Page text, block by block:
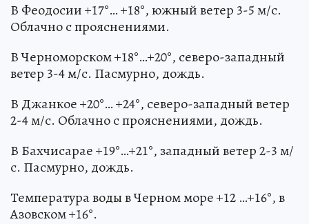
В Феодосии +17°… +18°, южный ветер 3-5 м/с.
Облачно с прояснениями.
В Черноморском +18°…+20°, северо-западный
ветер 3-4 м/с. Пасмурно, дождь.
В Джанкое +20°… +24°, северо-западный ветер
2-4 м/с. Облачно с прояснениями, дождь.
В Бахчисарае +19°…+21°, западный ветер 2-3 м/
с. Пасмурно, дождь.
Температура воды в Черном море +12 …+16°, в
Азовском +16°.